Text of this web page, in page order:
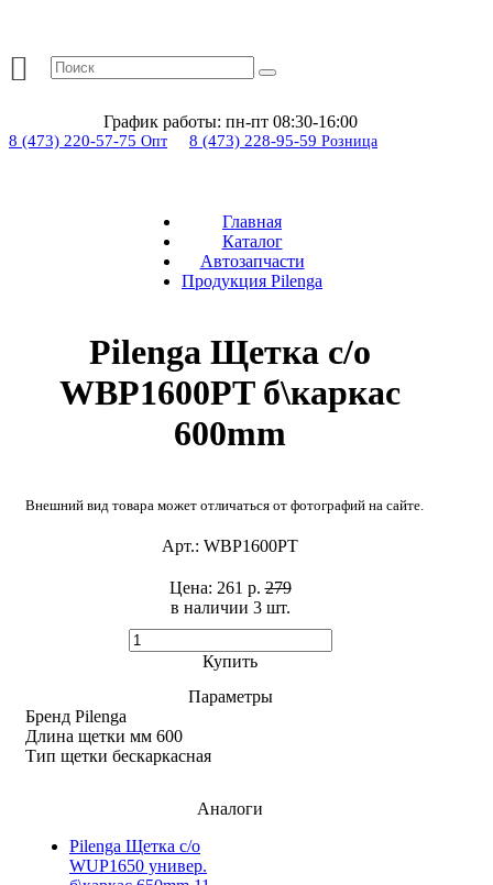
График работы: пн-пт 08:30-16:00
8 (473) 220-57-75 Опт 8 (473) 228-95-59 Розница
Главная
Каталог
Автозапчасти
Продукция Pilenga
Pilenga Щетка с/о
WBP1600PT б\каркас
600mm
Внешний вид товара может отличаться от фотографий на сайте.
Арт.: WBP1600PT
в наличии 3 шт. ​
Цена: 261 р.279
Купить
Параметры
Бренд Pilenga
Длина щетки мм 600
Тип щетки бескаркасная
Аналоги
Pilenga Щетка с/о
WUP1650 универ.